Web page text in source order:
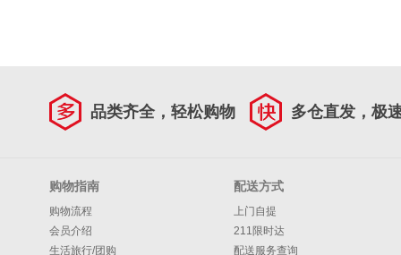
品类齐全，轻松购物 多仓直发，极
购物指南
购物流程
会员介绍
生活旅行/团购
配送方式
上门自提
211限时达
配送服务查询